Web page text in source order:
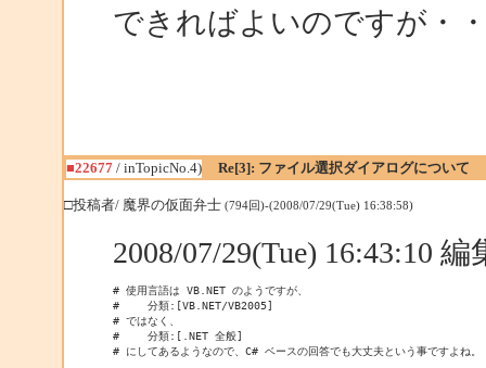
できればよいのですが・
■22677/ inTopicNo.4) Re[3]: ファイル選択ダイアログについて
□投稿者/ 魔界の仮面弁士 (794回)-(2008/07/29(Tue) 16:38:58)
2008/07/29(Tue) 16:43:10
# 使用言語は VB.NET のようですが、
# 　　分類:[VB.NET/VB2005]
# ではなく、
# 　　分類:[.NET 全般]
# にしてあるようなので、C# ベースの回答でも大丈夫という事ですよね。